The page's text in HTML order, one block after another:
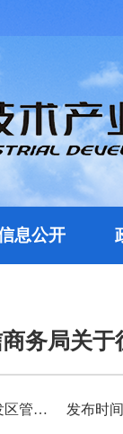
息公开
务局关
来源：宝鸡高新技术产业开发区管理委员会 发布时